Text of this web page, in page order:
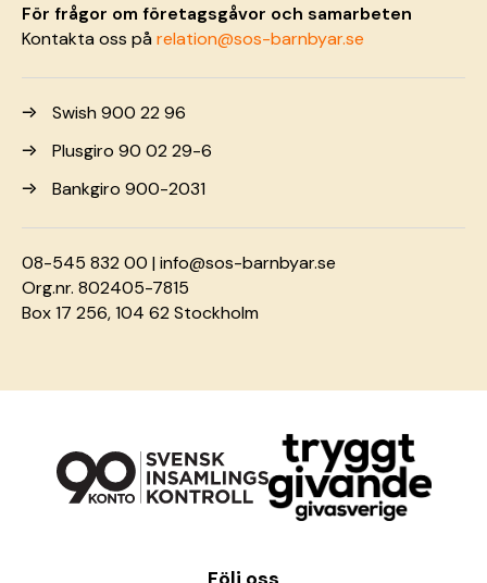
För frågor om företagsgåvor och samarbeten
Kontakta oss pårelation@sos-barnbyar.se
Swish 900 22 96
Plusgiro 90 02 29-6
Bankgiro 900-2031
08-545 832 00 |info@sos-barnbyar.se
Org.nr. 802405-7815
Box 17 256, 104 62 Stockholm